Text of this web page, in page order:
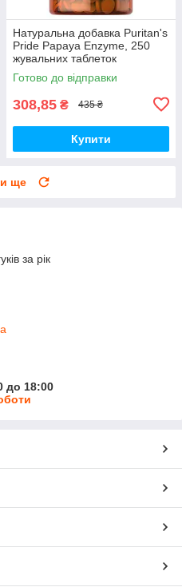
Натуральна добавка Puritan's
Pride Papaya Enzyme, 250
жувальних таблеток
Готово до відправки
308,85 ₴ 435 ₴
Купити
ще
за рік
до 18:00